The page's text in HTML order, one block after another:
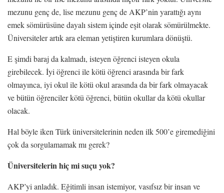
mezunu genç de, lise mezunu genç de AKP’nin yarattığı aynı
emek sömürüsüne dayalı sistem içinde eşit olarak sömürülmekte.
Üniversiteler artık ara eleman yetiştiren kurumlara dönüştü.
E şimdi baraj da kalmadı, isteyen öğrenci isteyen okula
girebilecek. İyi öğrenci ile kötü öğrenci arasında bir fark
olmayınca, iyi okul ile kötü okul arasında da bir fark olmayacak
ve bütün öğrenciler kötü öğrenci, bütün okullar da kötü okullar
olacak.
Hal böyle iken Türk üniversitelerinin neden ilk 500’e giremediğini
çok da sorgulamamak mı gerek?
Üniversitelerin hiç mi suçu yok?
AKP’yi anladık. Eğitimli insan istemiyor, vasıfsız bir insan ve